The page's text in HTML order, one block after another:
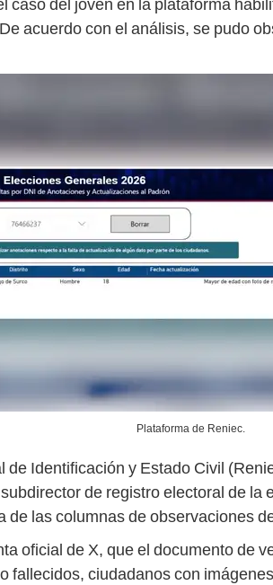
caso del joven en la plataforma
acuerdo con el análisis, se pudo
Plataforma de Reniec.
de Identificación y Estado Civil
de registro electoral de la
las columnas de observaciones
oficial de X, que el documento de
fallecidos, ciudadanos con